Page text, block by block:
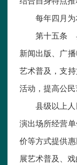
每年四月为
第十五条
新闻出版、广
艺术普及，支
活动，提高公民
县级以上
演出场所经营
价等方式提供
展艺术普及、戏